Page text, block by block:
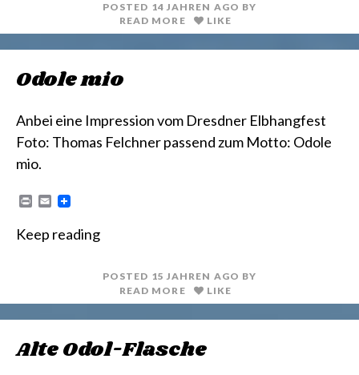
POSTED 14 JAHREN AGO BY
READ MORE
LIKE
Odole mio
Anbei eine Impression vom Dresdner Elbhangfest
Foto: Thomas Felchner passend zum Motto: Odole
mio.
P
n
E
i
Keep reading
POSTED 15 JAHREN AGO BY
READ MORE
LIKE
Alte Odol-Flasche